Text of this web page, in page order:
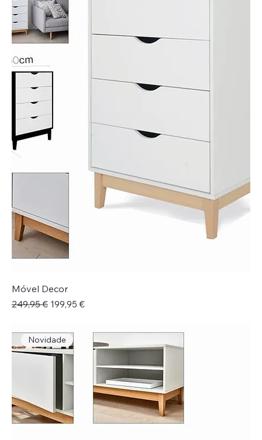
Móvel Decor
Preço normal
249,95 € Preço promocional
199,95 €
Novidade